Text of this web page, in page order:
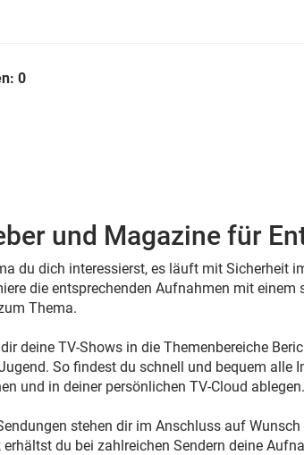
0
und Magazine für
du dich interessierst, es läuft mit Sicherheit
die entsprechenden Aufnahmen mit
Thema.
deine TV-Shows in die Themenbereiche
So findest du schnell und bequem alle
und in deiner persönlichen TV-Cloud ablegen.
stehen dir im Anschluss auf
du bei zahlreichen Sendern deine